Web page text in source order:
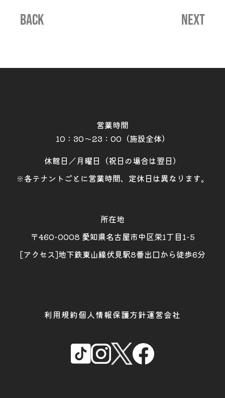
BACK NEXT
営業時間
10：30～23：00（施設全体）
休館日／月曜日（祝日の場合は翌日）
※各テナントごとに営業時間、定休日は異なります。
所在地
〒460-0008 愛知県名古屋市中区栄1丁目1-5
[アクセス]地下鉄東山線伏見駅8番出口から徒歩6分
利用規約個人情報保護方針運営会社